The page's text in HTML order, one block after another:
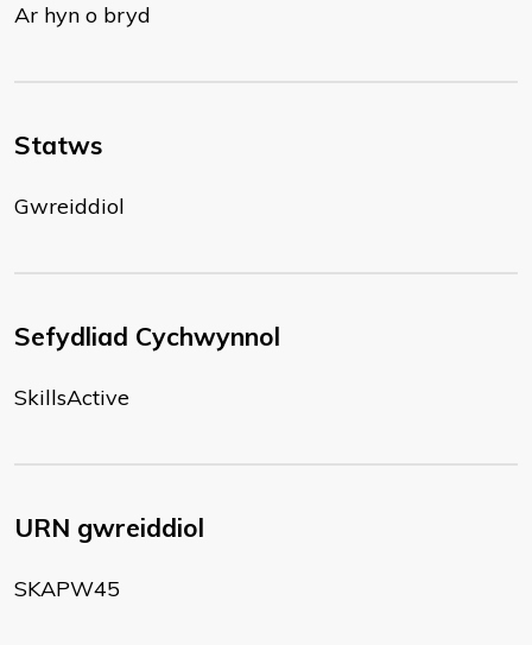
Ar hyn o bryd
Statws
Gwreiddiol
Sefydliad Cychwynnol
SkillsActive
URN gwreiddiol
SKAPW45